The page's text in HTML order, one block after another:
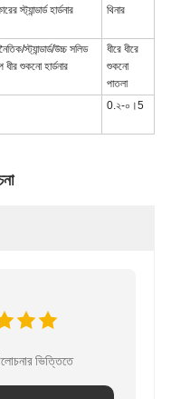
স্ট্যান্ডার্ড হার্ডনার থিনার
স্ট্যান্ডার্ড/উচ্চ সলিড
ধীর শুকনো হার্ডনার
ধীরে ধীরে
শুকনো
পাতলা
0.২-০।5
ভিত্তিতে